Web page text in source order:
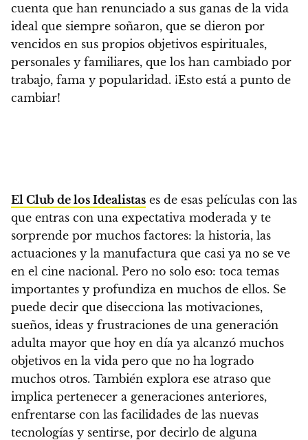
cuenta que han renunciado a sus ganas de la vida
ideal que siempre soñaron, que se dieron por
vencidos en sus propios objetivos espirituales,
personales y familiares, que los han cambiado por
trabajo, fama y popularidad. ¡Esto está a punto de
cambiar!
El Club de los Idealistas es de esas películas con las
que entras con una expectativa moderada y te
sorprende por muchos factores: la historia, las
actuaciones y la manufactura que casi ya no se ve
en el cine nacional. Pero no solo eso: toca temas
importantes y profundiza en muchos de ellos. Se
puede decir que disecciona las motivaciones,
sueños, ideas y frustraciones de una generación
adulta mayor que hoy en día ya alcanzó muchos
objetivos en la vida pero que no ha logrado
muchos otros. También explora ese atraso que
implica pertenecer a generaciones anteriores,
enfrentarse con las facilidades de las nuevas
tecnologías y sentirse, por decirlo de alguna